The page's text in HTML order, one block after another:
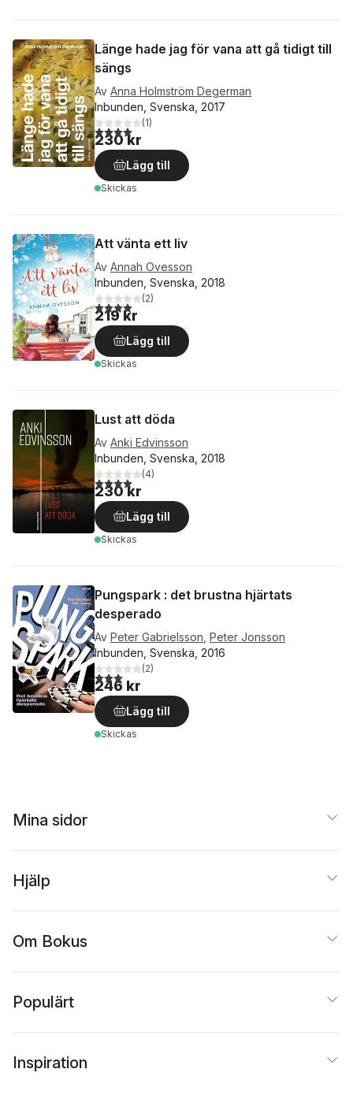
Länge hade jag för vana att gå tidigt till
sängs
Av Anna Holmström Degerman
Inbunden, Svenska, 2017
4,0utav 5 stjärnor. Totalt antal röster:
(1)
230 kr
Lägg till
Skickas
Att vänta ett liv
Av Annah Ovesson
Inbunden, Svenska, 2018
4,0utav 5 stjärnor. Totalt antal röster:
(2)
219 kr
Lägg till
Skickas
Lust att döda
Av Anki Edvinsson
Inbunden, Svenska, 2018
4,0utav 5 stjärnor. Totalt antal röster:
(4)
230 kr
Lägg till
Skickas
Pungspark : det brustna hjärtats
desperado
Av Peter Gabrielsson Peter Jonsson
Inbunden, Svenska, 2016
3,0utav 5 stjärnor. Totalt antal röster:
(2)
246 kr
Lägg till
Skickas
Mina sidor
Hjälp
Om Bokus
Populärt
Inspiration